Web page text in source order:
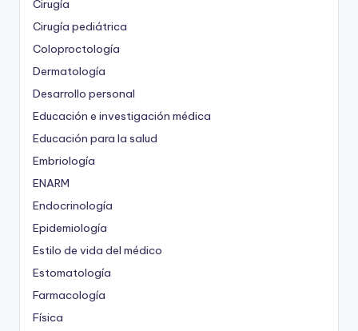
Cirugía
Cirugía pediátrica
Coloproctología
Dermatología
Desarrollo personal
Educación e investigación médica
Educación para la salud
Embriología
ENARM
Endocrinología
Epidemiología
Estilo de vida del médico
Estomatología
Farmacología
Física